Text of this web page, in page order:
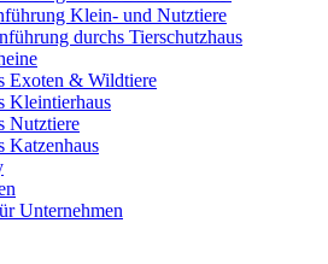
Klein- und Nutztiere
durchs Tierschutzhaus
Exoten & Wildtiere
Kleintierhaus
Nutztiere
Katzenhaus
Unternehmen